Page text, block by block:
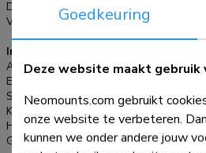
Diepte:
56,8 cm
Verstellingstype:
Gasveer
Informatie
Artikelnummer:
DS70-450BL1
EAN:
Serie:
NEXT Core
Kleur:
Zwart
Hoofdmateriaal:
Staal
Garantie:
5 jaar
Goedkeuring
Deze website maakt gebruik
Neomounts.com gebruikt
onze website te verbeteren.
kunnen we onder andere jouw